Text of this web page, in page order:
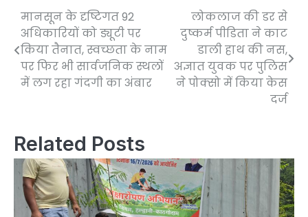
Post
navigation
मानसून के दृष्टिगत 92
अधिकारियों को ड्यूटी पर
किया तैनात, स्वच्छता के नाम
पर फिर भी सार्वजनिक स्थलों
में लग रहा गंदगी का अंबार
लोकलाज की डर से
दुष्कर्म पीडिता ने काट
डाली हाथ की नस,
अज्ञात युवक पर पुलिस
ने पोक्सो में किया केस
दर्ज
Related Posts